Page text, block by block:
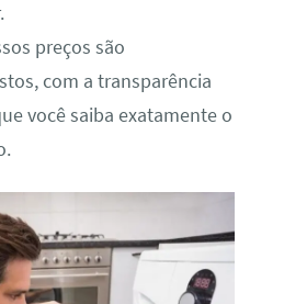
preços são
com a transparência
você saiba exatamente o